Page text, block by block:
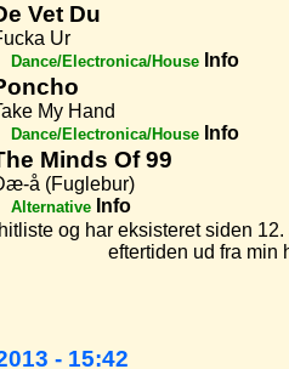
Vet Du
Ur
Dance/Electronica/House Info
My Hand
Dance/Electronica/House Info
Minds Of 99
å (Fuglebur)
Alternative Info
og har eksisteret siden
eftertiden ud fra min
- 15:42